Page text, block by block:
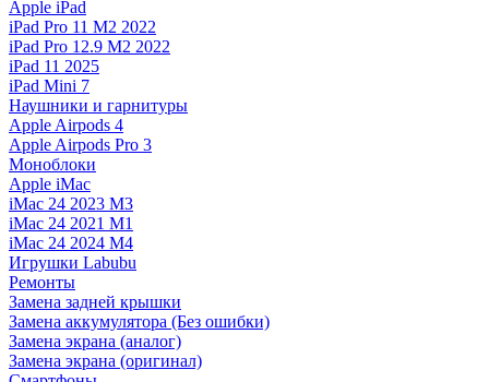
Apple iPad
iPad Pro 11 M2 2022
iPad Pro 12.9 M2 2022
iPad 11 2025
iPad Mini 7
Наушники и гарнитуры
Apple Airpods 4
Apple Airpods Pro 3
Моноблоки
Apple iMac
iMac 24 2023 M3
iMac 24 2021 M1
iMac 24 2024 M4
Игрушки Labubu
Ремонты
Замена задней крышки
Замена аккумулятора (Без ошибки)
Замена экрана (аналог)
Замена экрана (оригинал)